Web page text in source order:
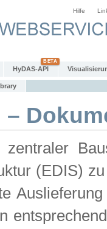
Hilfe
HyDAS-API
–
(EDIS)